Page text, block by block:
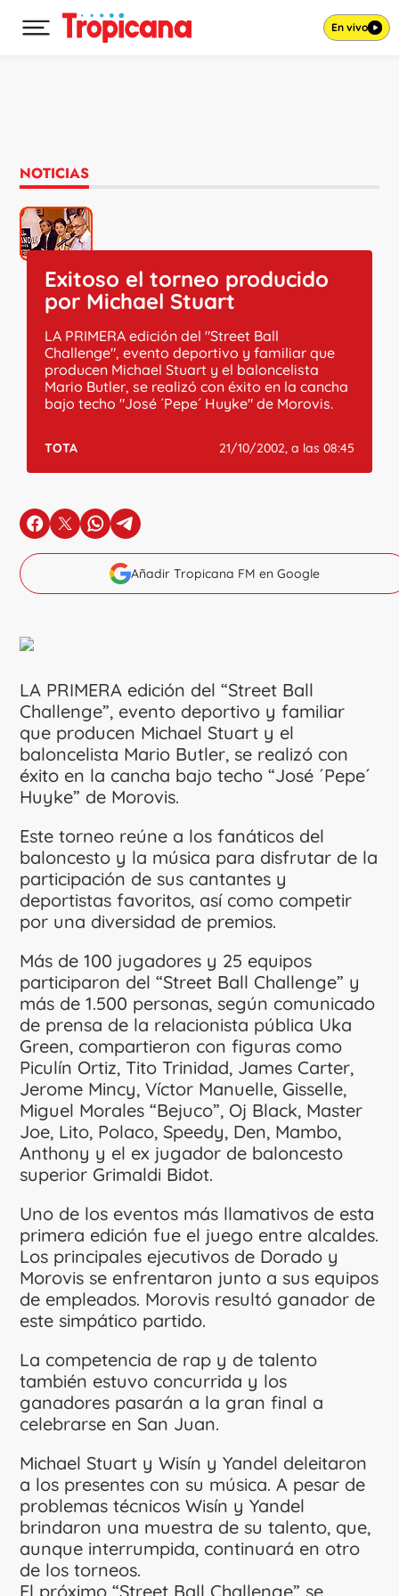
Desplegar menú principal En vivo
NOTICIAS
Exitoso el torneo producido
por Michael Stuart
LA PRIMERA edición del "Street Ball
Challenge", evento deportivo y familiar que
producen Michael Stuart y el baloncelista
Mario Butler, se realizó con éxito en la cancha
bajo techo "José ´Pepe´ Huyke" de Morovis.
TOTA 21/10/2002, a las 08:45
en Facebook
en Xen Whatsapp
en Telegram
Añadir Tropicana FM en Google
LA PRIMERA edición del “Street Ball
Challenge”, evento deportivo y familiar
que producen Michael Stuart y el
baloncelista Mario Butler, se realizó con
éxito en la cancha bajo techo “José ´Pepe´
Huyke” de Morovis.
Este torneo reúne a los fanáticos del
baloncesto y la música para disfrutar de la
participación de sus cantantes y
deportistas favoritos, así como competir
por una diversidad de premios.
Más de 100 jugadores y 25 equipos
participaron del “Street Ball Challenge” y
más de 1.500 personas, según comunicado
de prensa de la relacionista pública Uka
Green, compartieron con figuras como
Piculín Ortiz, Tito Trinidad, James Carter,
Jerome Mincy, Víctor Manuelle, Gisselle,
Miguel Morales “Bejuco”, Oj Black, Master
Joe, Lito, Polaco, Speedy, Den, Mambo,
Anthony y el ex jugador de baloncesto
superior Grimaldi Bidot.
Uno de los eventos más llamativos de esta
primera edición fue el juego entre alcaldes.
Los principales ejecutivos de Dorado y
Morovis se enfrentaron junto a sus equipos
de empleados. Morovis resultó ganador de
este simpático partido.
La competencia de rap y de talento
también estuvo concurrida y los
ganadores pasarán a la gran final a
celebrarse en San Juan.
Michael Stuart y Wisín y Yandel deleitaron
a los presentes con su música. A pesar de
problemas técnicos Wisín y Yandel
brindaron una muestra de su talento, que,
aunque interrumpida, continuará en otro
de los torneos.
El próximo “Street Ball Challenge” se